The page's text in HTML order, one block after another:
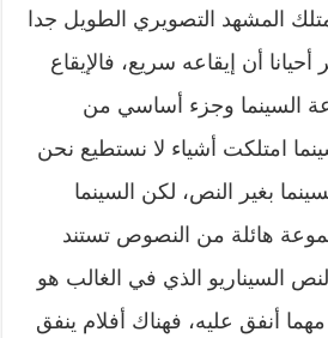
المشهد التصويري الطويل جدا
أن إيقاعه سريع، فالإيقاع
السينما وجزء أساسي من
امتلكت أشياء لا نستطيع نحن
بغير النص، لكن السينما
هائلة من النصوص تستند
السيناريو الذي في الغالب هو
أنفق عليه، فهناك أفلام ينفق